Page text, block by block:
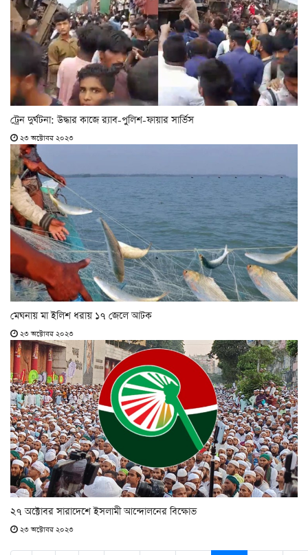
ট্রেন দুর্ঘটনা: উদ্ধার কাজে র‌্যাব-পুলিশ-ফায়ার সার্ভিস
২৩ অক্টোবর ২০২৩
মেঘনায় মা ইলিশ ধরায় ১৭ জেলে আটক
২৩ অক্টোবর ২০২৩
২৭ অক্টোবর সারাদেশে ইসলামী আন্দোলনের বিক্ষোভ
২৩ অক্টোবর ২০২৩